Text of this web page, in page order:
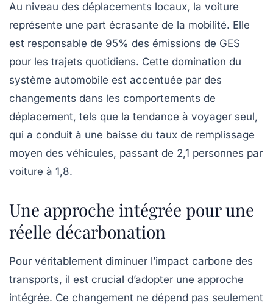
Au niveau des déplacements locaux, la voiture
représente une part écrasante de la mobilité. Elle
est responsable de 95% des émissions de GES
pour les trajets quotidiens. Cette domination du
système automobile est accentuée par des
changements dans les comportements de
déplacement, tels que la tendance à voyager seul,
qui a conduit à une baisse du taux de remplissage
moyen des véhicules, passant de 2,1 personnes par
voiture à 1,8.
Une approche intégrée pour une
réelle décarbonation
Pour véritablement diminuer l’impact carbone des
transports, il est crucial d’adopter une approche
intégrée. Ce changement ne dépend pas seulement